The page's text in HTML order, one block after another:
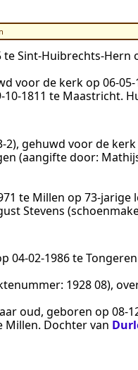
teSint-Huibrechts-Hern
voor de kerk op
te Maastricht.
2), gehuwd voor de
(aangifte door:
te Millen op 73-jarige
Stevens
04‑02‑1986teTongeren
1928 08),
oud, geboren op
Millen. Dochter van